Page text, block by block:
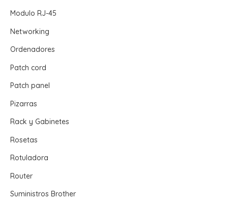
Modulo RJ-45
Networking
Ordenadores
Patch cord
Patch panel
Pizarras
Rack y Gabinetes
Rosetas
Rotuladora
Router
Suministros Brother